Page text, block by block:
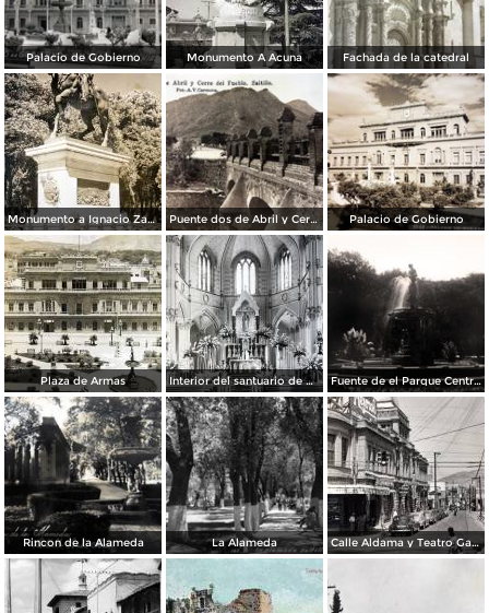
Palacio de Gobierno Monumento A Acuna Fachada de la catedral
Monumento a Ignacio Zaragoza Puente dos de Abril y Cerro de el Pueblo Palacio de Gobierno
Plaza de Armas Interior del santuario de Guadalupe Fuente de el Parque Central
Rincon de la Alameda La Alameda Calle Aldama y Teatro García Carrillo (ca. 1945)